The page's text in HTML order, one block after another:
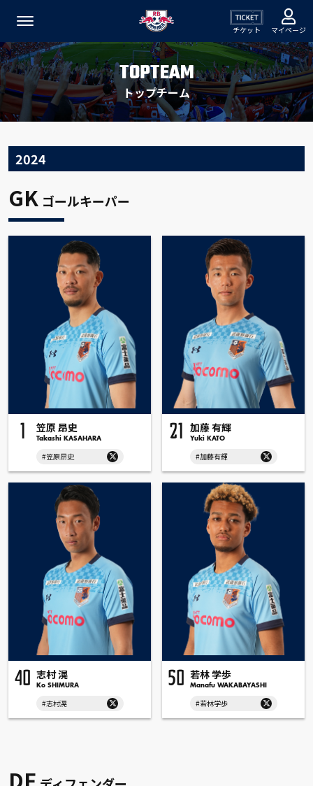
チケット マイページ
TOPTEAM
トップチーム
2024
GK ゴールキーパー
1 笠原 昂史
Takashi KASAHARA
#笠原昂史
21 加藤 有輝
Yuki KATO
#加藤有輝
40 志村 滉
Ko SHIMURA
#志村滉
50 若林 学歩
Manafu WAKABAYASHI
#若林学歩
DF